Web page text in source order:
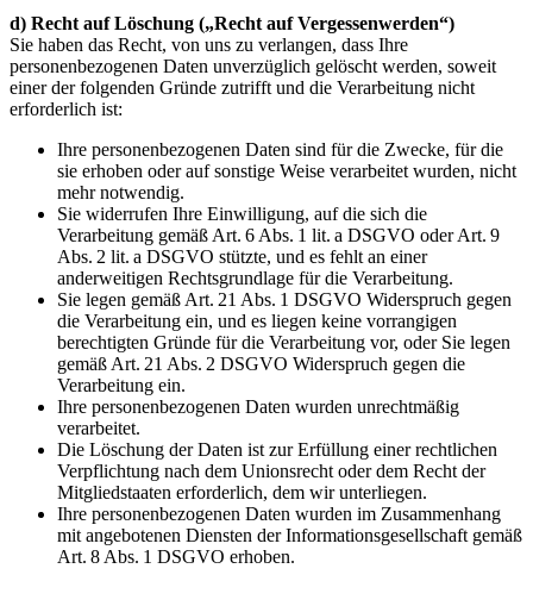
d) Recht auf Löschung („Recht auf Vergessenwerden“)
Sie haben das Recht, von uns zu verlangen, dass Ihre
personenbezogenen Daten unverzüglich gelöscht werden, soweit
einer der folgenden Gründe zutrifft und die Verarbeitung nicht
erforderlich ist:
Ihre personenbezogenen Daten sind für die Zwecke, für die
sie erhoben oder auf sonstige Weise verarbeitet wurden, nicht
mehr notwendig.
Sie widerrufen Ihre Einwilligung, auf die sich die
Verarbeitung gemäß Art. 6 Abs. 1 lit. a DSGVO oder Art. 9
Abs. 2 lit. a DSGVO stützte, und es fehlt an einer
anderweitigen Rechtsgrundlage für die Verarbeitung.
Sie legen gemäß Art. 21 Abs. 1 DSGVO Widerspruch gegen
die Verarbeitung ein, und es liegen keine vorrangigen
berechtigten Gründe für die Verarbeitung vor, oder Sie legen
gemäß Art. 21 Abs. 2 DSGVO Widerspruch gegen die
Verarbeitung ein.
Ihre personenbezogenen Daten wurden unrechtmäßig
verarbeitet.
Die Löschung der Daten ist zur Erfüllung einer rechtlichen
Verpflichtung nach dem Unionsrecht oder dem Recht der
Mitgliedstaaten erforderlich, dem wir unterliegen.
Ihre personenbezogenen Daten wurden im Zusammenhang
mit angebotenen Diensten der Informationsgesellschaft gemäß
Art. 8 Abs. 1 DSGVO erhoben.